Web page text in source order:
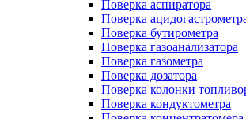
Поверка аспиратора
Поверка
Поверка бутирометра
Поверка газоанализатора
Поверка газометра
Поверка дозатора
Поверка колонки
Поверка кондуктометра